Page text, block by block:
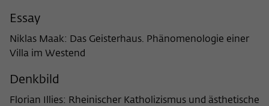
Essay
Niklas Maak: Das Geisterhaus. Phänomenologie einer
Villa im Westend
Denkbild
Florian Illies: Rheinischer Katholizismus und ästhetische